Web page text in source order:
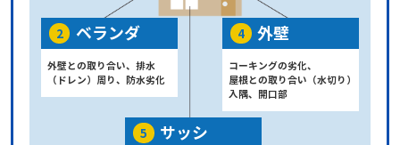
2 ベランダ
外壁との取り合い、排水
（ドレン）周り、防水劣化
4 外壁
コーキングの劣化、
屋根との取り合い（水切り）
入隅、開口部
5 サッシ